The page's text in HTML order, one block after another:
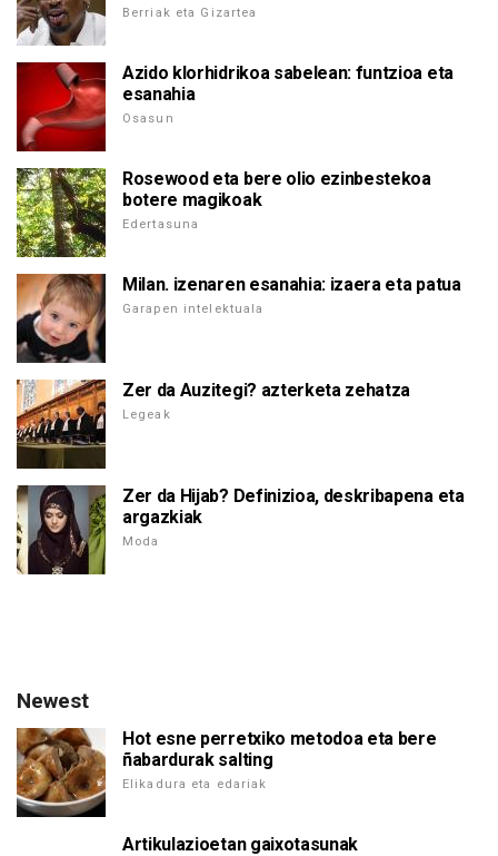
Berriak eta Gizartea
Azido klorhidrikoa sabelean: funtzioa eta
esanahia
Osasun
Rosewood eta bere olio ezinbestekoa
botere magikoak
Edertasuna
Milan. izenaren esanahia: izaera eta patua
Garapen intelektuala
Zer da Auzitegi? azterketa zehatza
Legeak
Zer da Hijab? Definizioa, deskribapena eta
argazkiak
Moda
Newest
Hot esne perretxiko metodoa eta bere
ñabardurak salting
Elikadura eta edariak
Artikulazioetan gaixotasunak